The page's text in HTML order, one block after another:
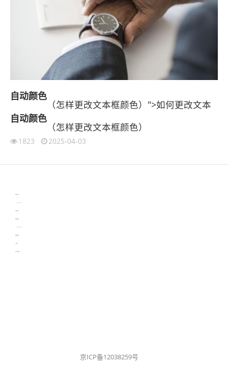
自动颜色
（怎样更改文本框颜色）">如何更改文本
自动颜色
（怎样更改文本框颜色）
1823 2025-04-03
京ICP备12038259号